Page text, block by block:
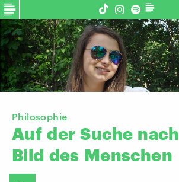
Philosophie
Auf der Suche nach
Bild des Menschen